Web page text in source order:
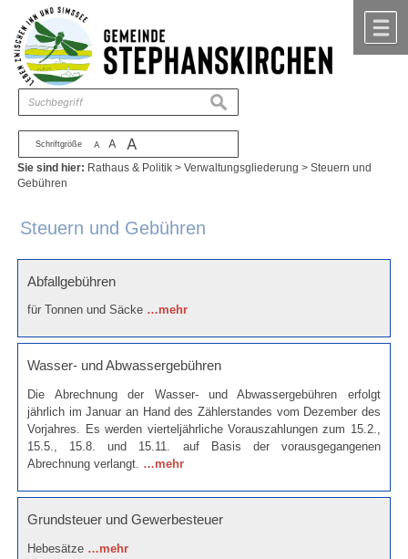
Zum Inhalt ,zur Navigation
Schriftgröße A A A
suchen
Sie sind hier: Rathaus & Politik >Verwaltungsgliederung >Steuern und
Gebühren
Steuern und Gebühren
Abfallgebühren
für Tonnen und Säcke …mehr
Wasser- und Abwassergebühren
Die Abrechnung der Wasser- und Abwassergebühren erfolgt
jährlich im Januar an Hand des Zählerstandes vom Dezember des
Vorjahres. Es werden vierteljährliche Vorauszahlungen zum 15.2.,
15.5., 15.8. und 15.11. auf Basis der vorausgegangenen
Abrechnung verlangt. …mehr
Grundsteuer und Gewerbesteuer
Hebesätze …mehr